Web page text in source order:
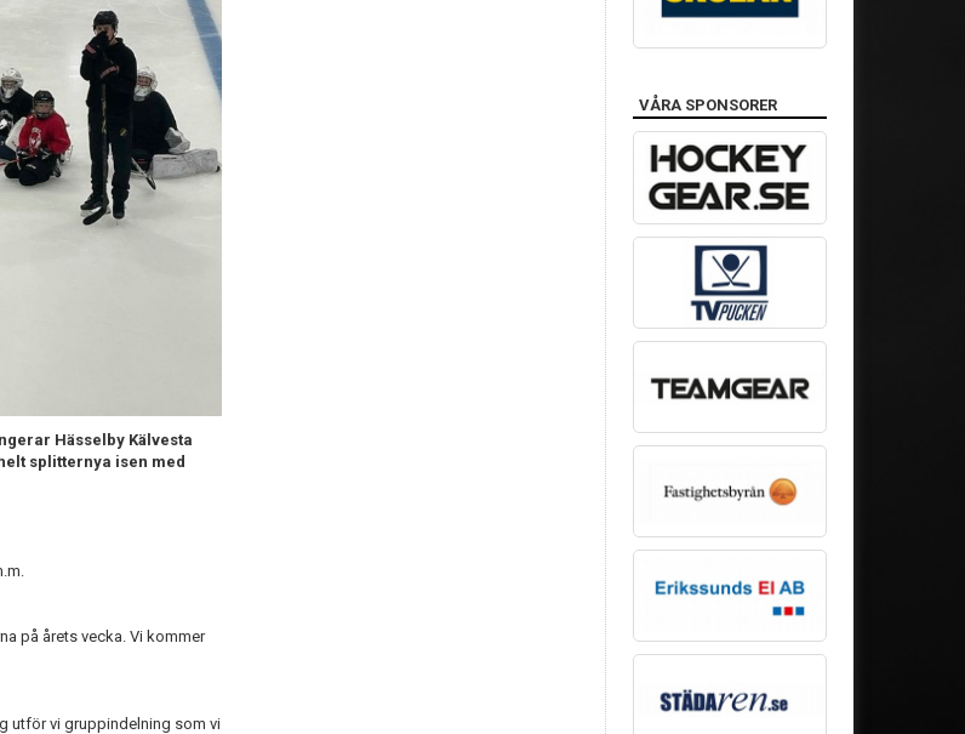
Hässelby Kälvesta
splitternya isen med
på årets vecka. Vi kommer
utför vi gruppindelning som vi
VÅRA SPONSORER